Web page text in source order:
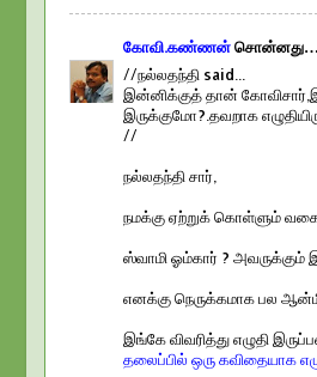
கோவி.கண்ணன்சொன்னது…
//நல்லதந்தி said...
இன்னிக்குத் தான்
இருக்குமோ?.தவறாக
//
நல்லதந்தி சார்,
நமக்கு ஏற்றுக் கொள்ளும்
ஸ்வாமி ஓம்கார் ? அவருக்கும்
எனக்கு நெருக்கமாக பல
இங்கே விவரித்து எழுதி
தலைப்பில் ஒரு கவிதையாக